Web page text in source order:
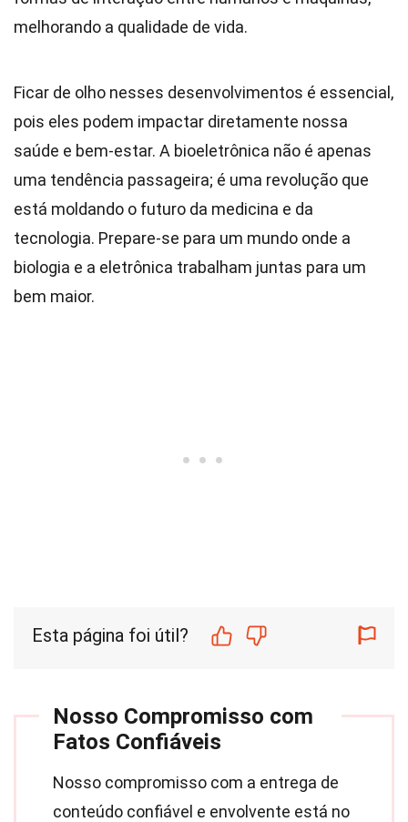
melhorando a qualidade de vida.
Ficar de olho nesses desenvolvimentos é essencial,
pois eles podem impactar diretamente nossa
saúde e bem-estar. A bioeletrônica não é apenas
uma tendência passageira; é uma revolução que
está moldando o futuro da medicina e da
tecnologia. Prepare-se para um mundo onde a
biologia e a eletrônica trabalham juntas para um
bem maior.
Esta página foi útil?
Nosso Compromisso com
Fatos Confiáveis
Nosso compromisso com a entrega de
conteúdo confiável e envolvente está no